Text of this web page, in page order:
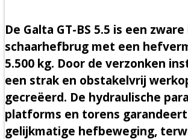
De Galta GT-BS 5.5 is een
schaarhefbrug met een
5.500 kg. Door de verzonken
een strak en obstakelvrij
gecreëerd. De hydraulische
platforms en torens
gelijkmatige hefbeweging,